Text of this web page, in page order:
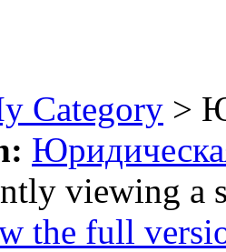
Category >
viewing a
the full